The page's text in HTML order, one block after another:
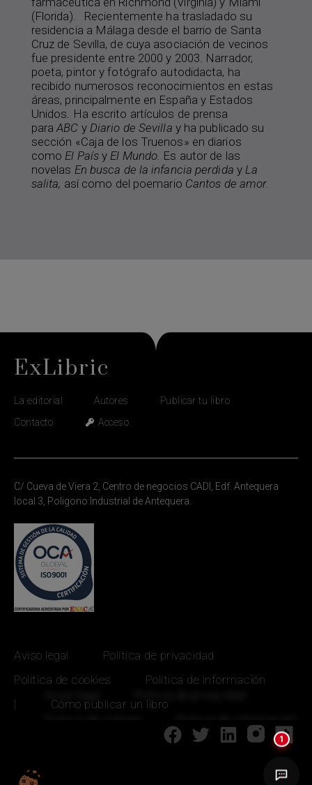
(Florida). Recientemente ha trasladado su
residencia a Málaga desde el barrio de Santa
Cruz de Sevilla, de cuya asociación de vecinos
fue presidente entre 2000 y 2003. Narrador,
poeta, pintor y fotógrafo autodidacta, ha
recibido numerosos reconocimientos en estas
áreas, principalmente en España y Estados
Unidos. Ha escrito artículos de prensa
paraABC y Diario de Sevilla y ha publicado su
sección «Caja de los Truenos» en diarios
como El País y El Mundo. Es autor de las
novelas En busca de la infancia perdida y La
salita, así como del poemario Cantos de amor.
ExLibric
La editorial Autores
Publicar tu libro
Contacto
Acceso
C/ Cueva de Viera 2, Centro de negocios CADI, Edf. Antequera
local 3, Poligono Industrial de Antequera.
Aviso legal
Política de privacidad
Política de cookies
Política de información
|
Cómo publicar un libro
1